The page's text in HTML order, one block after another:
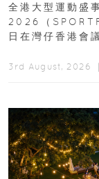
全港大型運動盛
2026（
日在灣仔香港會
3rd August, 2026